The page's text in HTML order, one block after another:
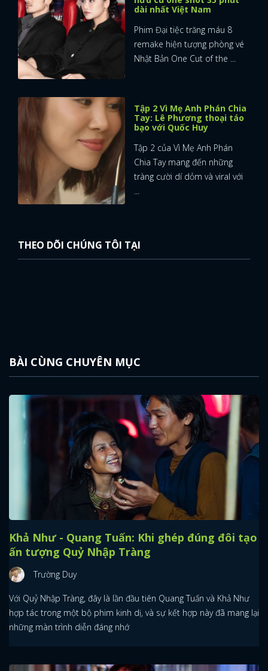
dài nhất Việt Nam
Phim Đại tiệc trăng máu 8
remake hiện tượng phòng vé
Nhật Bản One Cut of the ...
Tập 2 Vì Mẹ Anh Phán Chia
Tay: Lê Phương thoại táo
bạo với Quốc Huy
Tập 2 của Vì Mẹ Anh Phán
Chia Tay mang đến những
tràng cười dí dỏm và viral với
...
THEO DÕI CHÚNG TÔI TẠI
BÀI CÙNG CHUYÊN MỤC
Khả Như - Quang Tuấn: Khi ghép đúng đôi tạo
ấn tượng Quỷ Nhập Tràng
Trường Duy
Với Quỷ Nhập Tràng, đây là lần đầu tiên Quang Tuấn và Khả Như
hợp tác trong một bộ phim kinh dị, và sự kết hợp này đã mang lại
những màn trình diễn đáng nhớ